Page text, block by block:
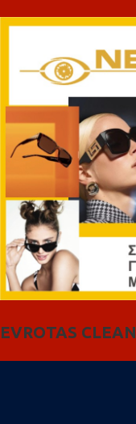
EVROTAS CLEAN